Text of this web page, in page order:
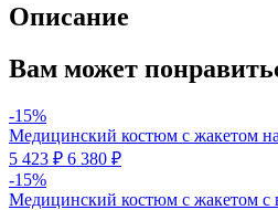
Описание
Вам может
-15%
Медицинский костюм с жакетом
5 423 ₽ 6 380 ₽
-15%
Медицинский костюм с жакетом с